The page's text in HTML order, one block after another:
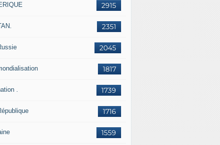
2915
2351
2045
1817
1739
.
1716
1559